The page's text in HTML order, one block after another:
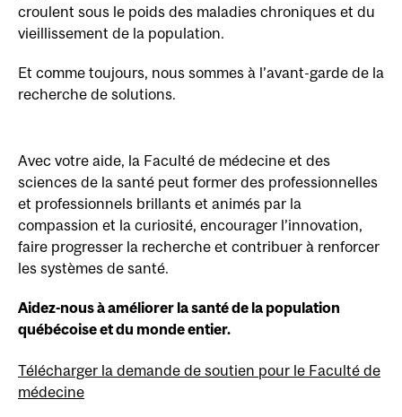
croulent sous le poids des maladies chroniques et du
vieillissement de la population.
Et comme toujours, nous sommes à l’avant-garde de la
recherche de solutions.
Avec votre aide, la Faculté de médecine et des
sciences de la santé peut former des professionnelles
et professionnels brillants et animés par la
compassion et la curiosité, encourager l’innovation,
faire progresser la recherche et contribuer à renforcer
les systèmes de santé.
Aidez-nous à améliorer la santé de la population
québécoise et du monde entier.
Télécharger la demande de soutien pour le Faculté de
médecine